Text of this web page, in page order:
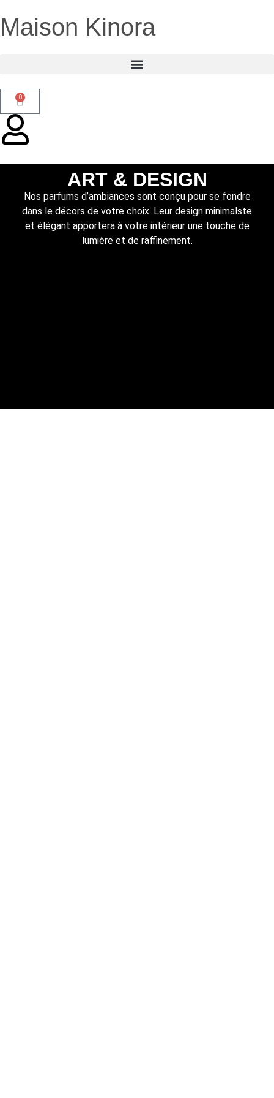
Maison Kinora
0
ART & DESIGN
Nos parfums d’ambiances sont conçu pour se fondre
dans le décors de votre choix. Leur design minimalste
et élégant apportera à votre intérieur une touche de
lumière et de raffinement.